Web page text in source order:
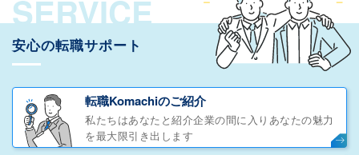
SERVICE
安心の転職サポート
転職Komachiのご紹介
私たちはあなたと紹介企業の間に入りあなたの魅力
を最大限引き出します